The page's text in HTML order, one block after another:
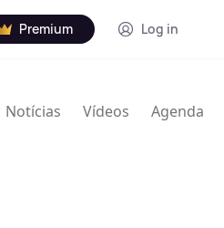
Premium Log in
Notícias Vídeos Agenda